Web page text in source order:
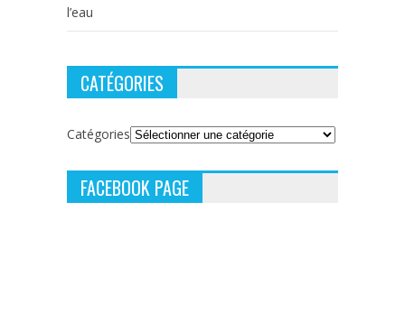
l’eau
CATÉGORIES
Catégories
FACEBOOK PAGE